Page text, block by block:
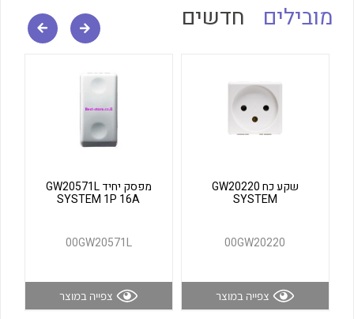
מובילים חדשים
שקע כח GW20220
SYSTEM
00GW20220
צפייה במוצר
מפסק יחיד GW20571L
SYSTEM 1P 16A
00GW20571L
צפייה במוצר